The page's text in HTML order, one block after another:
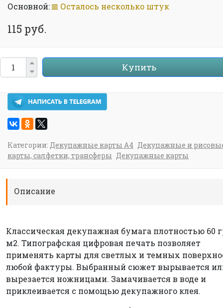
Основной: Осталось несколько штук
115 руб.
Купить
Категории: Декупажные карты А4 Декупажные и
карты, салфетки, трансферы Декупажные карты
Описание
Классическая декупажная бумага плотностью 60
м2. Типографская цифровая печать позволяет
применять карты для светлых и темных
любой фактуры. Выбранный сюжет вырывается
вырезается ножницами. Замачивается в воде и
приклеивается с помощью декупажного клея.